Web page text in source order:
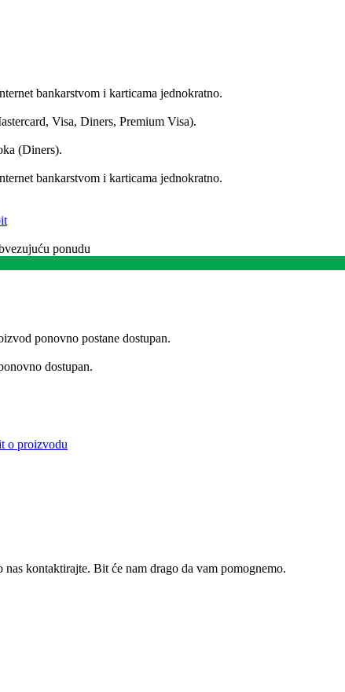
bankarstvom i karticama jednokratno.
Visa, Diners, Premium Visa).
(Diners).
bankarstvom i karticama jednokratno.
ponudu
ponovno postane dostupan.
dostupan.
o proizvodu
kontaktirajte. Bit će nam drago da vam pomognemo.